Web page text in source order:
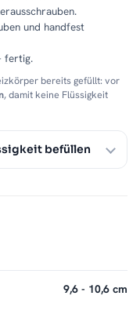
und handfest
fertig.
bereits gefüllt: vor
, damit keine Flüssigkeit
befüllen
9,6 - 10,6 cm